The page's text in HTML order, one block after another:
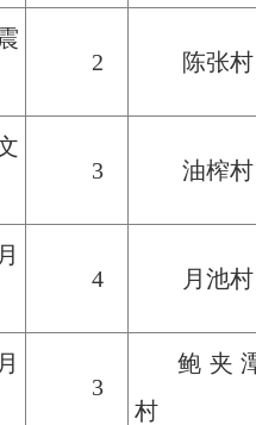
2 陈张村
3 油榨村
4 月池村
3
鲍夹
村